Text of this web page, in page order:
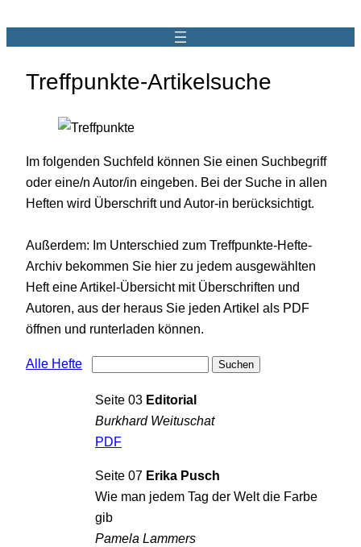
Treffpunkte-Artikelsuche
Im folgenden Suchfeld können Sie einen Suchbegriff
oder eine/n Autor/in eingeben. Bei der Suche in allen
Heften wird Überschrift und Autor-in berücksichtigt.
Außerdem: Im Unterschied zum Treffpunkte-Hefte-
Archiv bekommen Sie hier zu jedem ausgewählten
Heft eine Artikel-Übersicht mit Überschriften und
Autoren, aus der heraus Sie jeden Artikel als PDF
öffnen und runterladen können.
Alle Hefte
Seite 03 Editorial
Burkhard Weituschat
PDF
Seite 07 Erika Pusch
Wie man jedem Tag der Welt die Farbe
gib
Pamela Lammers